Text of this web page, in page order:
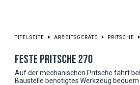
TITELSEITE ARBEITSGERÄTE PRITSCHE
FESTE PRITSCHE 270
Auf der mechanischen Pritsche fährt
Baustelle benötigtes Werkzeug bequem